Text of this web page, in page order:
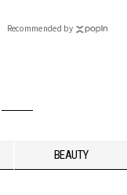
Recommended by
BEAUTY